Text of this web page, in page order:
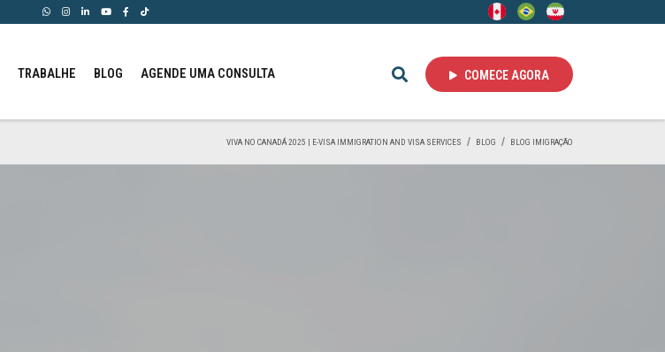
TRABALHE BLOG AGENDE UMA CONSULTA COMECE AGORA
VIVA NO CANADÁ 2025 | E-VISA IMMIGRATION AND VISA SERVICES BLOG BLOG IMIGRAÇÃO